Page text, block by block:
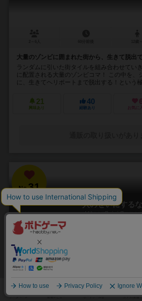
大量のゾンビに囲まれた街から、生きて脱出
ランダムに引いた街タイルを組み合わせてい
に配置される大量のゾンビコマ！ この中を、
に、生きてヘリポートまで脱出する！という
21
興味あり
40
経験あり
6
お気に
No.31
人のせいにするな
Hitono Seini Suruna
3～5人
責任をなすりつけろ！
「お前がやったんだろ！！」 やった覚えのな